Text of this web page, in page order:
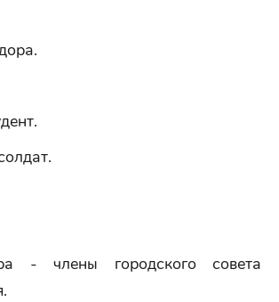
- члены городского совета